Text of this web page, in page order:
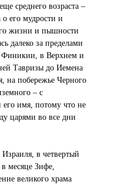
среднего возраста –
о его мудрости и
жизни и пышности
далеко за пределами
в Верхнем и
Тавризы до Иемена
на побережье Черного
– с
имя, потому что не
царями во все дни
в четвертый
месяце Зифе,
великого храма